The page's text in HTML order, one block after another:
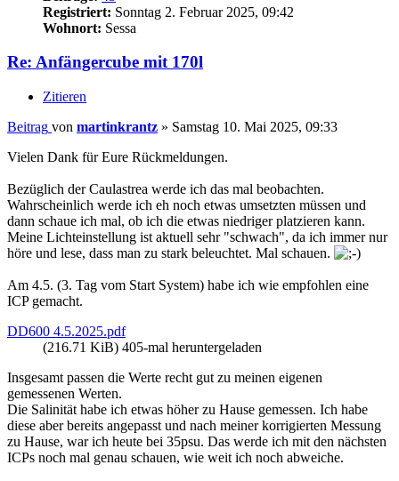
Registriert: Sonntag 2. Februar 2025, 09:42
Wohnort: Sessa
Re: Anfängercube mit 170l
Zitieren
Beitrag von martinkrantz » Samstag 10. Mai 2025, 09:33
Vielen Dank für Eure Rückmeldungen.
Bezüglich der Caulastrea werde ich das mal beobachten.
Wahrscheinlich werde ich eh noch etwas umsetzten müssen und
dann schaue ich mal, ob ich die etwas niedriger platzieren kann.
Meine Lichteinstellung ist aktuell sehr "schwach", da ich immer nur
höre und lese, dass man zu stark beleuchtet. Mal schauen.
Am 4.5. (3. Tag vom Start System) habe ich wie empfohlen eine
ICP gemacht.
DD600 4.5.2025.pdf
(216.71 KiB) 405-mal heruntergeladen
Insgesamt passen die Werte recht gut zu meinen eigenen
gemessenen Werten.
Die Salinität habe ich etwas höher zu Hause gemessen. Ich habe
diese aber bereits angepasst und nach meiner korrigierten Messung
zu Hause, war ich heute bei 35psu. Das werde ich mit den nächsten
ICPs noch mal genau schauen, wie weit ich noch abweiche.